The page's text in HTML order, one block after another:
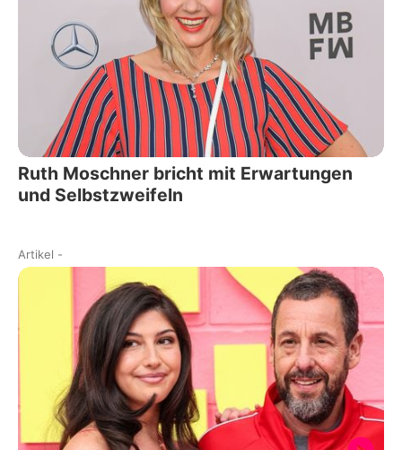
Ruth Moschner bricht mit Erwartungen
und Selbstzweifeln
Artikel -